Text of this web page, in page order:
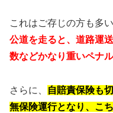
これはご存じの方も多
公道を走ると、道路運
数などかなり重いペナ
さらに、
自賠責保険も
無保険運行となり、こ